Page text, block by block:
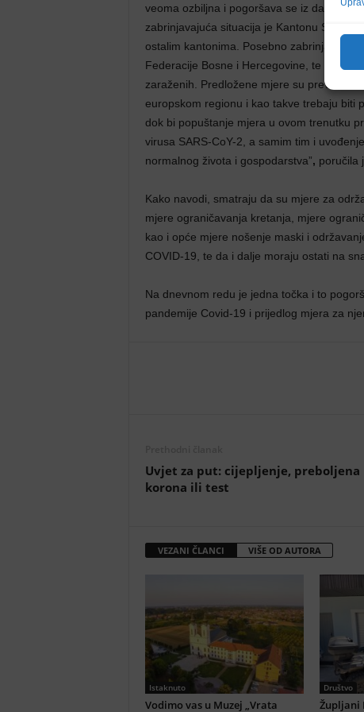
veoma ozbiljna i pogoršava se iz dana u
zabrinjavajuća situacija je Kantonu
ostalim kantonima. Posebno zabrinjavaju
Federacije Bosne i Hercegovine, te
zaraženih. Predložene mjere su
europskom regionu i kao takve trebaju biti
dok bi popuštanje mjera u ovom trenutku
virusa SARS-CoY-2, a samim tim i
normalnog života i gospodarstva”, poručila
Kako navodi, smatraju da su mjere za
mjere ograničavanja kretanja, mjere
kao i opće mjere nošenje maski i
COVID-19, te da i dalje moraju ostati na
Na dnevnom redu je jedna točka i to
pandemije Covid-19 i prijedlog mjera za
Uvjet za put: cijepljenje, preboljena
korona ili test
VEZANI ČLANCI VIŠE OD AUTORA
Istaknuto
Vodimo vas u Muzej „Vrata
Društvo
Župljani